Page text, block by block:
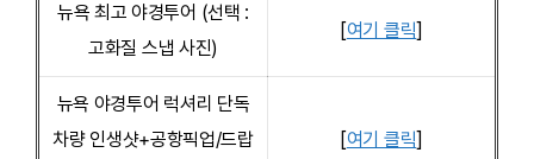
뉴욕 최고 야경투어 (선택 :
고화질 스냅 사진)
[여기 클릭]
뉴욕 야경투어 럭셔리 단독
차량 인생샷+공항픽업/드랍
[여기 클릭]